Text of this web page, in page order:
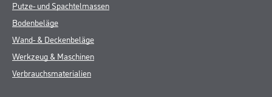
Putze- und Spachtelmassen
Bodenbeläge
Wand- & Deckenbeläge
Werkzeug & Maschinen
Verbrauchsmaterialien